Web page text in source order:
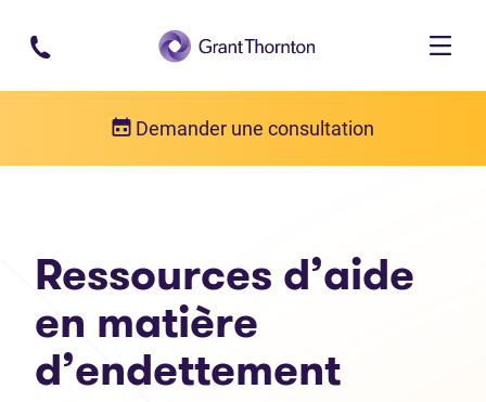
Passer au contenu principal
Demander une consultation
Ressources d’aide
en matière
d’endettement